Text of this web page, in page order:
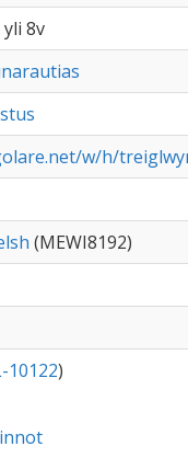
yli 8v
w/h/
(MEWI8192)
10122)